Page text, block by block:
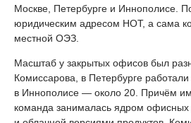
Москве, Петербурге и Иннополисе.
юридическим адресом НОТ, а сама
местной ОЭЗ.
Масштаб у закрытых офисов был
Комиссарова, в Петербурге
в Иннополисе — около 20. Причём
команда занималась ядром офисных